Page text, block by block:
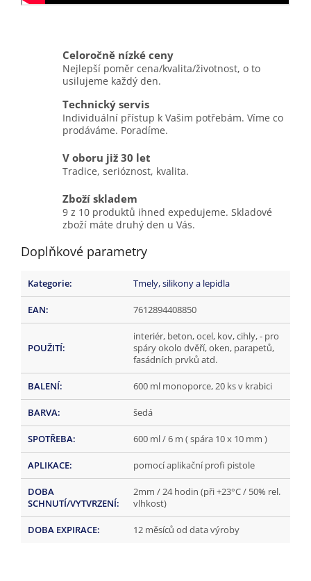
Celoročně nízké ceny
Nejlepší poměr cena/kvalita/životnost, o to
usilujeme každý den.
Technický servis
Individuální přístup k Vašim potřebám. Víme co
prodáváme. Poradíme.
V oboru již 30 let
Tradice, serióznost, kvalita.
Zboží skladem
9 z 10 produktů ihned expedujeme. Skladové
zboží máte druhý den u Vás.
Doplňkové parametry
Kategorie: Tmely, silikony a lepidla
EAN: 7612894408850
POUŽITÍ:
interiér, beton, ocel, kov, cihly, - pro
spáry okolo dvěří, oken, parapetů,
fasádních prvků atd.
BALENÍ: 600 ml monoporce, 20 ks v krabici
BARVA: šedá
SPOTŘEBA: 600 ml / 6 m ( spára 10 x 10 mm )
APLIKACE: pomocí aplikační profi pistole
DOBA
SCHNUTÍ/VYTVRZENÍ:
2mm / 24 hodin (při +23°C / 50% rel.
vlhkost)
DOBA EXPIRACE: 12 měsíců od data výroby